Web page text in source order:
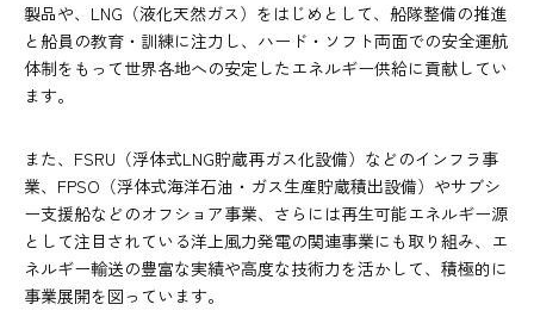
製品や、LNG（液化天然ガス）をはじめとして、船隊整備の推進
と船員の教育・訓練に注力し、ハード・ソフト両面での安全運航
体制をもって世界各地への安定したエネルギー供給に貢献してい
ます。
また、FSRU（浮体式LNG貯蔵再ガス化設備）などのインフラ事
業、FPSO（浮体式海洋石油・ガス生産貯蔵積出設備）やサブシ
ー支援船などのオフショア事業、さらには再生可能エネルギー源
として注目されている洋上風力発電の関連事業にも取り組み、エ
ネルギー輸送の豊富な実績や高度な技術力を活かして、積極的に
事業展開を図っています。